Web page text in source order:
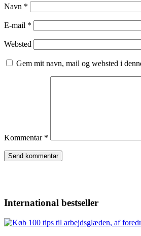
Navn *
E-mail *
Websted
Gem mit navn, mail og websted i
Kommentar *
International bestseller